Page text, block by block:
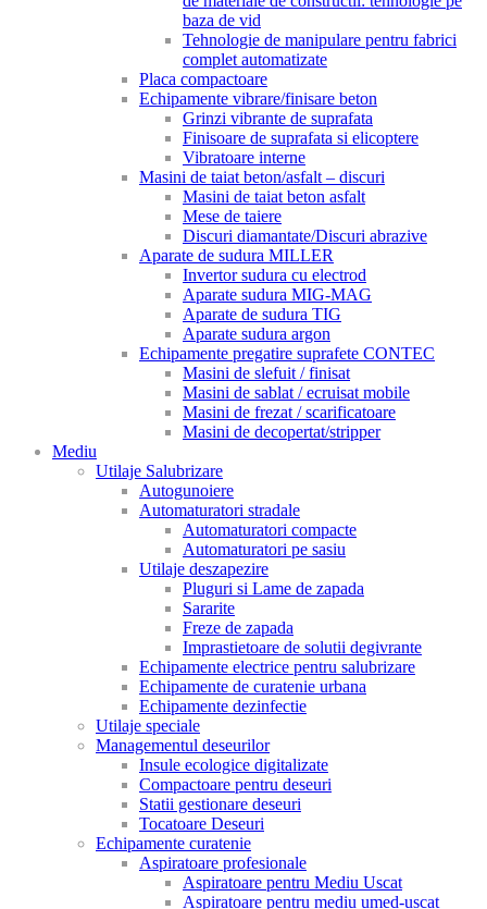
baza de vid
Tehnologie de manipulare pentru fabrici
complet automatizate
Placa compactoare
Echipamente vibrare/finisare beton
Grinzi vibrante de suprafata
Finisoare de suprafata si elicoptere
Vibratoare interne
Masini de taiat beton/asfalt – discuri
Masini de taiat beton asfalt
Mese de taiere
Discuri diamantate/Discuri abrazive
Aparate de sudura MILLER
Invertor sudura cu electrod
Aparate sudura MIG-MAG
Aparate de sudura TIG
Aparate sudura argon
Echipamente pregatire suprafete CONTEC
Masini de slefuit / finisat
Masini de sablat / ecruisat mobile
Masini de frezat / scarificatoare
Masini de decopertat/stripper
Mediu
Utilaje Salubrizare
Autogunoiere
Automaturatori stradale
Automaturatori compacte
Automaturatori pe sasiu
Utilaje deszapezire
Pluguri si Lame de zapada
Sararite
Freze de zapada
Imprastietoare de solutii degivrante
Echipamente electrice pentru salubrizare
Echipamente de curatenie urbana
Echipamente dezinfectie
Utilaje speciale
Managementul deseurilor
Insule ecologice digitalizate
Compactoare pentru deseuri
Statii gestionare deseuri
Tocatoare Deseuri
Echipamente curatenie
Aspiratoare profesionale
Aspiratoare pentru Mediu Uscat
Aspiratoare pentru mediu umed-uscat